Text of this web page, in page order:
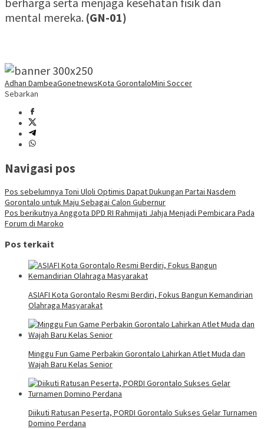
mental mereka. (GN-01)
Adhan DambeaGonetnewsKota GorontaloMini Soccer
Sebarkan
Navigasi pos
Pos sebelumnya Toni Uloli Optimis Dapat Dukungan Partai Nasdem
Gorontalo untuk Maju Sebagai Calon Gubernur
Pos berikutnya Anggota DPD RI Rahmijati Jahja Menjadi Pembicara Pada
Forum di Maroko
Pos terkait
ASIAFI Kota Gorontalo Resmi Berdiri, Fokus Bangun Kemandirian
Olahraga Masyarakat
Minggu Fun Game Perbakin Gorontalo Lahirkan Atlet Muda dan
Wajah Baru Kelas Senior
Diikuti Ratusan Peserta, PORDI Gorontalo Sukses Gelar Turnamen
Domino Perdana